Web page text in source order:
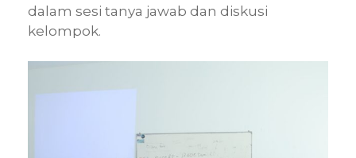
dalam sesi tanya jawab dan diskusi
kelompok.